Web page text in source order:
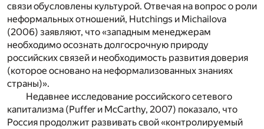
связи обусловлены культурой. Отвечая на вопрос о роли
неформальных отношений, Hutchings и Michailova
(2006) заявляют, что «западным менеджерам
необходимо осознать долгосрочную природу
российских связей и необходимость развития доверия
(которое основано на неформализованных знаниях
страны)».
Недавнее исследование российского сетевого
капитализма (Puffer и McCarthy, 2007) показало, что
Россия продолжит развивать свой «контролируемый